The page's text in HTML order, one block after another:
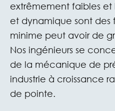
extrêmement faibles
et dynamique sont des
minime peut avoir de
Nos ingénieurs se
de la mécanique de
industrie à croissance
de pointe.